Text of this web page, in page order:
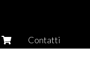
Contatti